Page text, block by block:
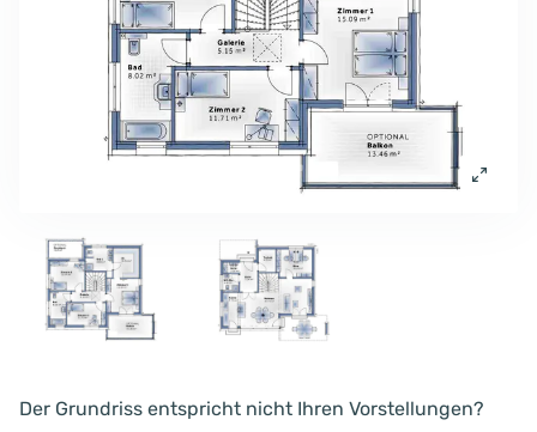
Der Grundriss entspricht nicht Ihren Vorstellungen?